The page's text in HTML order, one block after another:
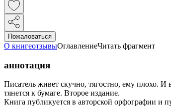
Пожаловаться
О книгеотзывыОглавлениеЧитать фрагмент
аннотация
Писатель живет скучно, тягостно, ему плохо. И
тянется к бумаге. Второе издание.
Книга публикуется в авторской орфографии и